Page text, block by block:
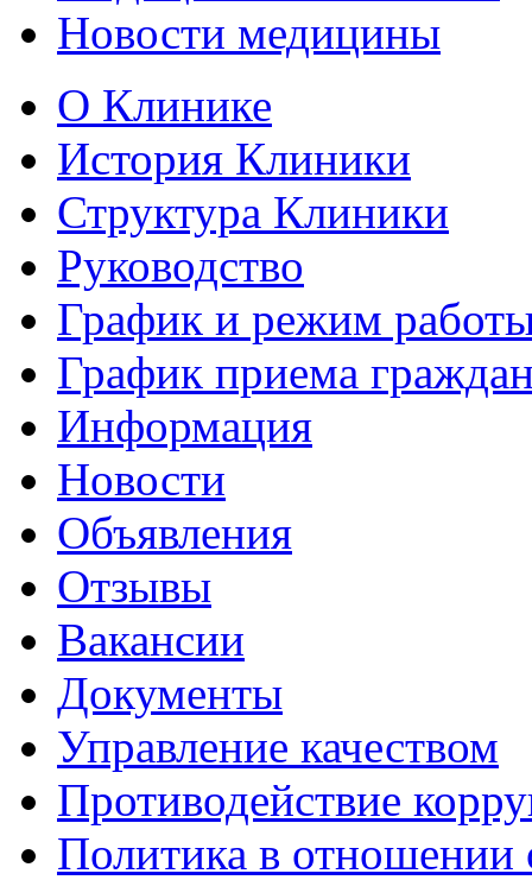
Новости медицины
О Клинике
История Клиники
Структура Клиники
Руководство
График и режим
График приема
Информация
Новости
Объявления
Отзывы
Вакансии
Документы
Управление качеством
Противодействие
Политика в отношении